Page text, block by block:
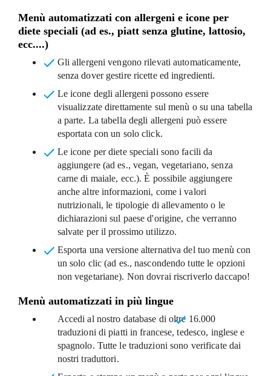
Menù automatizzati con allergeni e icone per
diete speciali (ad es., piatt senza glutine, lattosio,
ecc....)
Gli allergeni vengono rilevati automaticamente,
senza dover gestire ricette ed ingredienti.
Le icone degli allergeni possono essere
visualizzate direttamente sul menù o su una tabella
a parte. La tabella degli allergeni può essere
esportata con un solo click.
Le icone per diete speciali sono facili da
aggiungere (ad es., vegan, vegetariano, senza
carne di maiale, ecc.). È possibile aggiungere
anche altre informazioni, come i valori
nutrizionali, le tipologie di allevamento o le
dichiarazioni sul paese d'origine, che verranno
salvate per il prossimo utilizzo.
Esporta una versione alternativa del tuo menù con
un solo clic (ad es., nascondendo tutte le opzioni
non vegetariane). Non dovrai riscriverlo daccapo!
Menù automatizzati in più lingue
Accedi al nostro database di oltre 16.000
traduzioni di piatti in francese, tedesco, inglese e
spagnolo. Tutte le traduzioni sono verificate dai
nostri traduttori.